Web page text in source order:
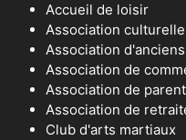
Accueil de loisir
Association culturelle
Association
Association de
Association de
Association de
Club d'arts martiaux